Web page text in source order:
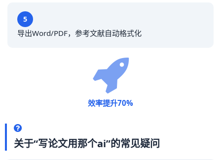
5
导出Word/PDF，参考文献自动格式化
效率提升70%
关于“写论文用那个ai”的常见疑问